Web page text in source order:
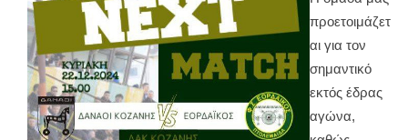
προετοιμάζετ
αι για τον
σημαντικό
εκτός έδρας
αγώνα,